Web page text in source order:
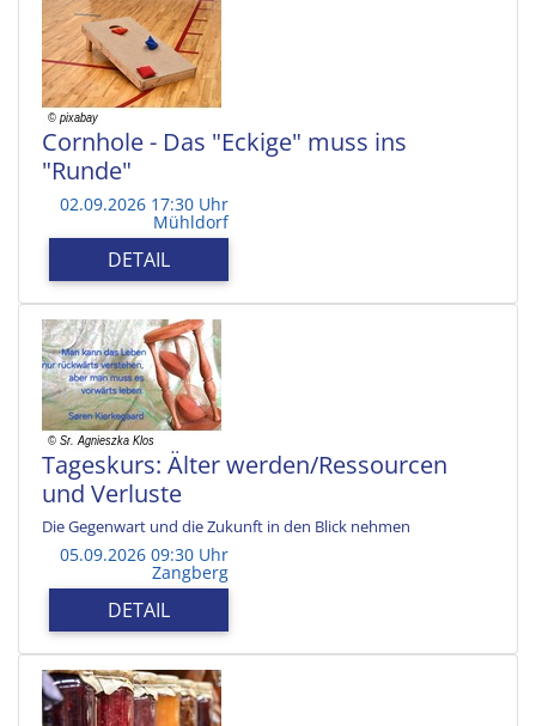
Cornhole - Das "Eckige" muss ins
"Runde"
02.09.2026 17:30 Uhr
Mühldorf
DETAIL
Tageskurs: Älter werden/Ressourcen
und Verluste
Die Gegenwart und die Zukunft in den Blick nehmen
05.09.2026 09:30 Uhr
Zangberg
DETAIL